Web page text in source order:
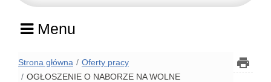
Menu
Strona główna
Oferty pracy
OGŁOSZENIE O NABORZE NA WOLNE